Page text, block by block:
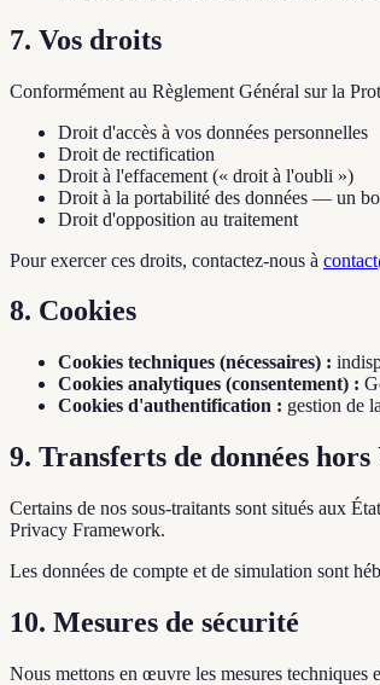
7. Vos droits
Conformément au Règlement Général sur la
Droit d'accès à vos données personnelles
Droit de rectification
Droit à l'effacement (« droit à l'oubli »)
Droit à la portabilité des données — un
Droit d'opposition au traitement
Pour exercer ces droits, contactez-nous à
8. Cookies
Cookies techniques (nécessaires) :
Cookies analytiques (consentement) :
Cookies d'authentification : gestion de
9. Transferts de données
Certains de nos sous-traitants sont situés aux
Privacy Framework.
Les données de compte et de simulation sont
10. Mesures de sécurité
Nous mettons en œuvre les mesures techniques